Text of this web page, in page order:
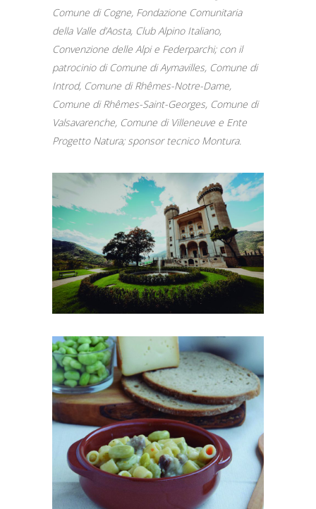
Comune di Cogne, Fondazione Comunitaria
della Valle d’Aosta, Club Alpino Italiano,
Convenzione delle Alpi e Federparchi; con il
patrocinio di Comune di Aymavilles, Comune di
Introd, Comune di Rhêmes-Notre-Dame,
Comune di Rhêmes-Saint-Georges, Comune di
Valsavarenche, Comune di Villeneuve e Ente
Progetto Natura; sponsor tecnico Montura.